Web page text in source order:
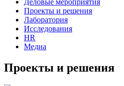
Деловые мероприятия
Проекты и решения
Лаборатория
Исследования
HR
Медиа
Проекты и решения